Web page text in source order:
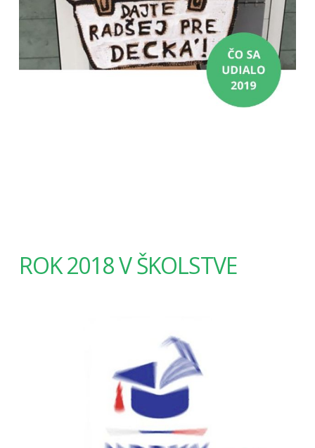
ROK 2018 V ŠKOLSTVE